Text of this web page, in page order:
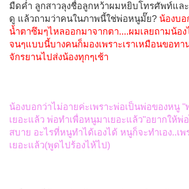
มืดค่ำ ลูกสาวลุงชื่อลูกหว้าผมหยิบโทรศัพท์แล
ดู แล้วถามว่าคนในภาพนี้ใช่พ่อหนูมั๊ย? น้องบอ
น้ำตาซึมๆไหลออกมาจากตา....ผมเลยถามน้อ
จนๆแบบนี้บางคนก็มองเพราะเราเหมือนขอท
จักรยานไปส่งน้องทุกๆเช้า
น้องบอกว่าไม่อายค่ะเพราะพ่อเป็นพ่อของหนู
เยอะแล้ว พ่อทำเพื่อหนูมาเยอะแล้ว"อยากให้พ่
สบาย อะไรที่หนูทำได้เองได้ หนูก็จะทำเอง..เ
เยอะแล้ว(พูดไปร้องไห้ไป)